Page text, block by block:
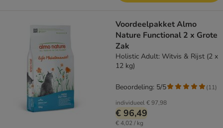
Voordeelpakket Almo
Nature Functional 2 x Grote
Zak
Holistic Adult: Witvis & Rijst (2 x
12 kg)
individueel€ 97,98
€ 96,49
€ 4,02 / kg
Beoordeling: 5/5 (11)